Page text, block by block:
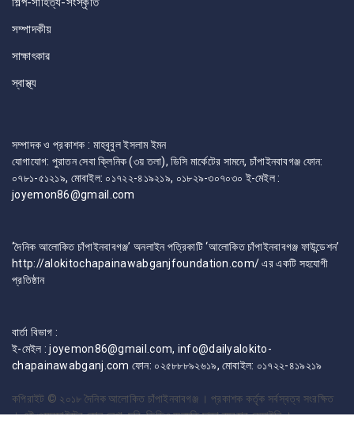
সম্পাদকীয়
সাক্ষাৎকার
স্বাস্থ্য
সম্পাদক ও প্রকাশক : মাহবুবুল ইসলাম ইমন
যোগাযোগ: পুরাতন সেবা ক্লিনিক (৩য় তলা), ডিসি মার্কেটের সামনে, চাঁপাইনবাবগঞ্জ ফোন:
০৭৮১-৫১২১৯, মোবাইল: ০১৭২২-৪১৯২১৯, ০১৮২৯-৩০৭০৩০ ই-মেইল :
joyemon86@gmail.com
‘দৈনিক আলোকিত চাঁপাইনবাবগঞ্জ’ অনলাইন পত্রিকাটি ‘আলোকিত চাঁপাইনবাবগঞ্জ ফাউন্ডেশন’
http://alokitochapainawabganjfoundation.com/ এর একটি সহযোগী
প্রতিষ্ঠান
বার্তা বিভাগ :
ই-মেইল : joyemon86@gmail.com, info@dailyalokito-
chapainawabganj.com ফোন: ০২৫৮৮৮৯২৬১৯, মোবাইল: ০১৭২২-৪১৯২১৯
কপিরাইট © ২০১৮দৈনিক আলোকিত চাঁপাইনবাবগঞ্জ । প্রকাশক কর্তৃক সর্বস্বত্ব সংরক্ষিত
। এই ওয়েবসাইটের কোন লেখা, ছবি, ভিডিও অনুমতি ছাড়া ব্যবহার বেআইনি ।